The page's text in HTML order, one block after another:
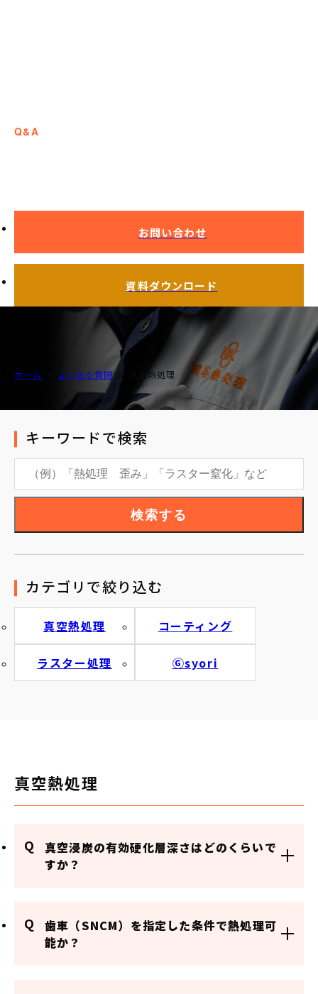
Q&A
お問い合わせ
資料ダウンロード
ホーム よくある質問 真空熱処理
キーワードで検索
検索する
カテゴリで絞り込む
真空熱処理 コーティング
ラスター処理 Ⓖsyori
真空熱処理
Q
真空浸炭の有効硬化層深さはどのくらいで
すか？
Q
歯車（SNCM）を指定した条件で熱処理可
能か？